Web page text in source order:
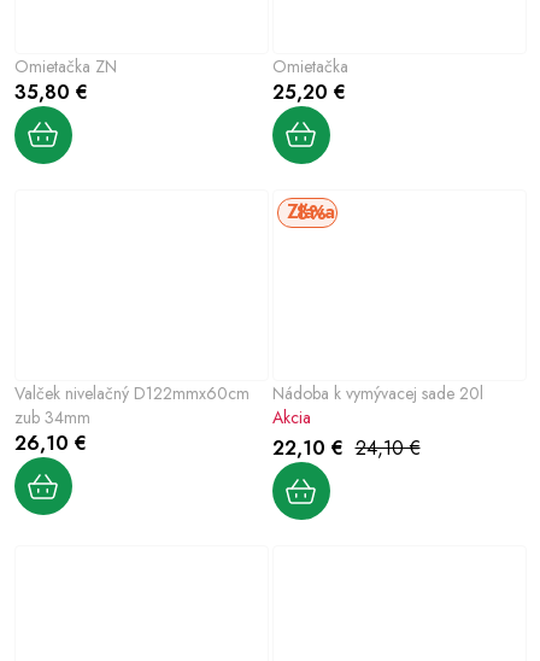
Omietačka ZN
35,80 €
Omietačka
25,20 €
Valček nivelačný D122mmx60cm
zub 34mm
26,10 €
Nádoba k vymývacej sade 20l
8%
22,10 € 24,10 €
Akcia